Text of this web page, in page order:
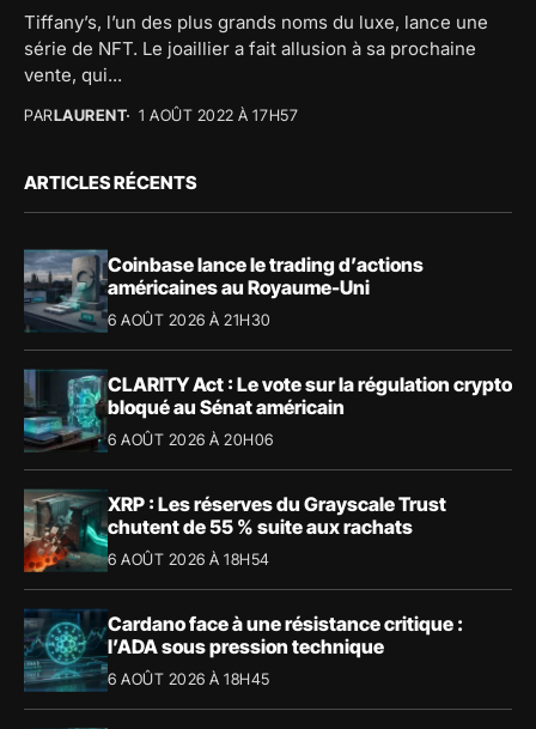
Tiffany’s, l’un des plus grands noms du luxe, lance une
série de NFT. Le joaillier a fait allusion à sa prochaine
vente, qui...
PARLAURENT 1 AOÛT 2022 À 17H57
ARTICLES RÉCENTS
Coinbase lance le trading d’actions
américaines au Royaume-Uni
6 AOÛT 2026 À 21H30
CLARITY Act : Le vote sur la régulation crypto
bloqué au Sénat américain
6 AOÛT 2026 À 20H06
XRP : Les réserves du Grayscale Trust
chutent de 55 % suite aux rachats
6 AOÛT 2026 À 18H54
Cardano face à une résistance critique :
l’ADA sous pression technique
6 AOÛT 2026 À 18H45